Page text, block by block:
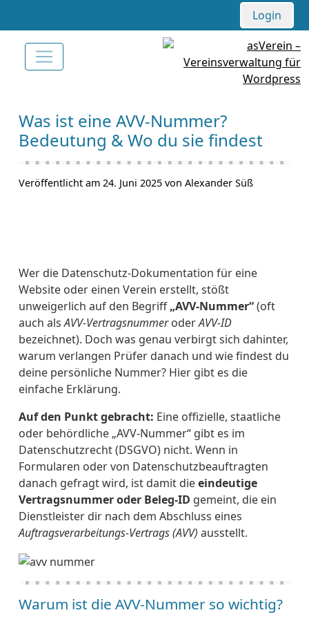
Login
Was ist eine AVV-Nummer?
Bedeutung & Wo du sie findest
Veröffentlicht am 24. Juni 2025 von Alexander Süß
Wer die Datenschutz-Dokumentation für eine
Website oder einen Verein erstellt, stößt
unweigerlich auf den Begriff„AVV-Nummer“(oft
auch alsAVV-VertragsnummeroderAVV-ID
bezeichnet). Doch was genau verbirgt sich dahinter,
warum verlangen Prüfer danach und wie findest du
deine persönliche Nummer? Hier gibt es die
einfache Erklärung.
Auf den Punkt gebracht: Eine offizielle, staatliche
oder behördliche „AVV-Nummer“ gibt es im
Datenschutzrecht (DSGVO) nicht. Wenn in
Formularen oder von Datenschutzbeauftragten
danach gefragt wird, ist damit dieeindeutige
Vertragsnummer oder Beleg-ID gemeint, die ein
Dienstleister dir nach dem Abschluss eines
Auftragsverarbeitungs-Vertrags (AVV) ausstellt.
Warum ist die AVV-Nummer so wichtig?